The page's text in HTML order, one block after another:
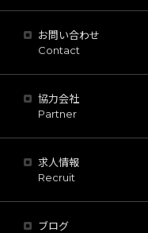
お問い合わせ
Contact
協力会社
Partner
求人情報
Recruit
ブログ